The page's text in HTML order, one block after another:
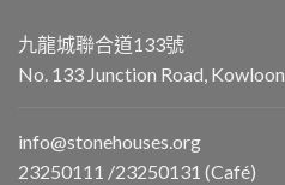
九龍城聯合道133號
No. 133 Junction Road, Kowloon
info@stonehouses.org
23250111 /23250131 (Café)